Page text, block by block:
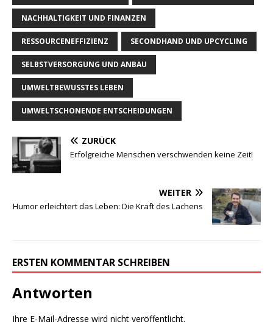
NACHHALTIGKEIT UND FINANZEN
RESSOURCENEFFIZIENZ SECONDHAND UND UPCYCLING
SELBSTVERSORGUNG UND ANBAU
UMWELTBEWUSSTES LEBEN
UMWELTSCHONENDE ENTSCHEIDUNGEN
ZURÜCK
Erfolgreiche Menschen verschwenden keine Zeit!
WEITER
Humor erleichtert das Leben: Die Kraft des Lachens
ERSTEN KOMMENTAR SCHREIBEN
Antworten
Ihre E-Mail-Adresse wird nicht veröffentlicht.